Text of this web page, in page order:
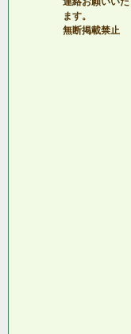
ます。
無断掲載禁止